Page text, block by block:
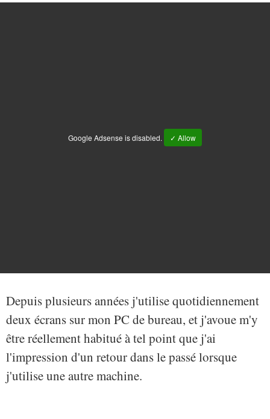
Google Adsense is disabled. ✓ Allow
Depuis plusieurs années j'utilise quotidiennement
deux écrans sur mon PC de bureau, et j'avoue m'y
être réellement habitué à tel point que j'ai
l'impression d'un retour dans le passé lorsque
j'utilise une autre machine.